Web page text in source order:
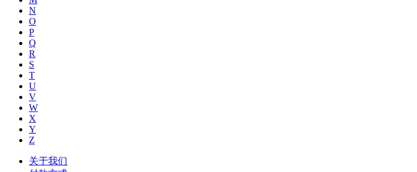
N
O
P
Q
R
S
T
U
V
W
X
Y
Z
关于我们